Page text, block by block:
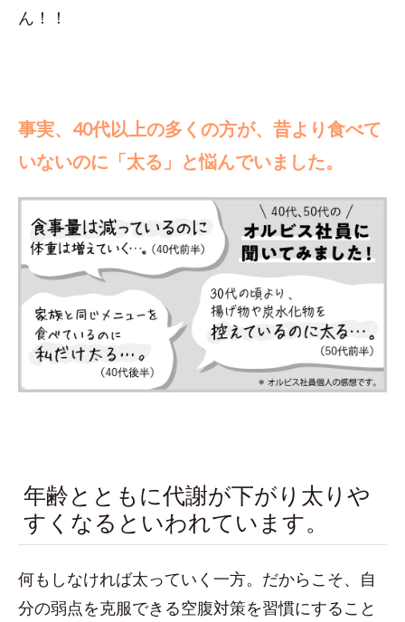
ん！！
事実、40代以上の多くの方が、昔より食べて
いないのに「太る」と悩んでいました。
年齢とともに代謝が下がり太りや
すくなるといわれています。
何もしなければ太っていく一方。だからこそ、自
分の弱点を克服できる空腹対策を習慣にすること